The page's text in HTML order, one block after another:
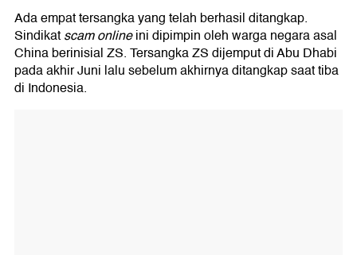
Ada empat tersangka yang telah berhasil ditangkap.
Sindikatscam onlineini dipimpin oleh warga negara asal
China berinisial ZS. Tersangka ZS dijemput di Abu Dhabi
pada akhir Juni lalu sebelum akhirnya ditangkap saat tiba
di Indonesia.